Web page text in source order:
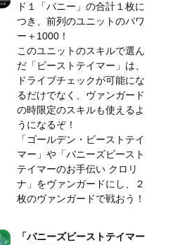
ド１「バニー」の合計１枚に
つき、前列のユニットのパワ
ー＋1000！
このユニットのスキルで選ん
だ「ビーストテイマー」は、
ドライブチェックが可能にな
るだけでなく、ヴァンガード
の時限定のスキルも使えるよ
うになるぞ！
「ゴールデン・ビーストテイ
マー」や「バニーズビースト
テイマーのお手伝い クロリ
ナ」をヴァンガードにし、２
枚のヴァンガードで戦おう！
「バニーズビーストテイマー